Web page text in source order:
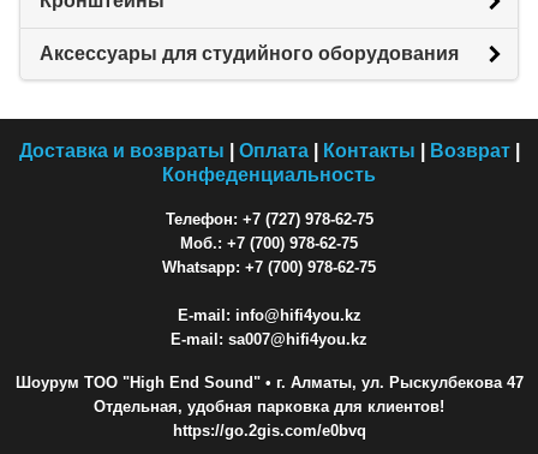
Аксессуары для студийного оборудования
Доставка и возвраты Оплата| Контакты Возврат|
Конфеденциальность
Телефон: +7 (727) 978-62-75
Моб.: +7 (700) 978-62-75
Whatsapp: +7 (700) 978-62-75
E-mail: info@hifi4you.kz
E-mail: sa007@hifi4you.kz
Шоурум ТОО "High End Sound"• г. Алматы, ул. Рыскулбекова 47
Отдельная, удобная парковка для клиентов!
https://go.2gis.com/e0bvq